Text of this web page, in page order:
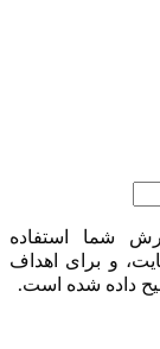
شما استفاده
و برای اهداف
داده شده است.